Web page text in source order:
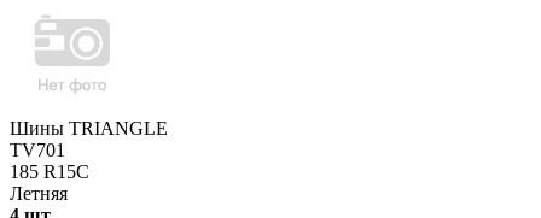
Шины TRIANGLE
TV701
185 R15C
Летняя